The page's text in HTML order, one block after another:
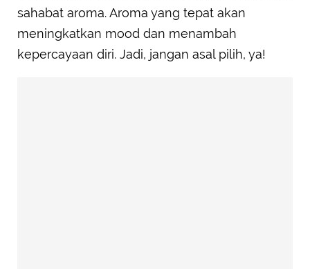
sahabat aroma. Aroma yang tepat akan
meningkatkan mood dan menambah
kepercayaan diri. Jadi, jangan asal pilih, ya!